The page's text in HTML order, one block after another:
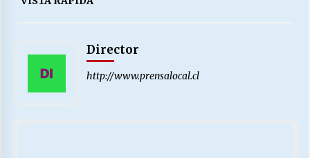
Director
http://www.prensalocal.cl